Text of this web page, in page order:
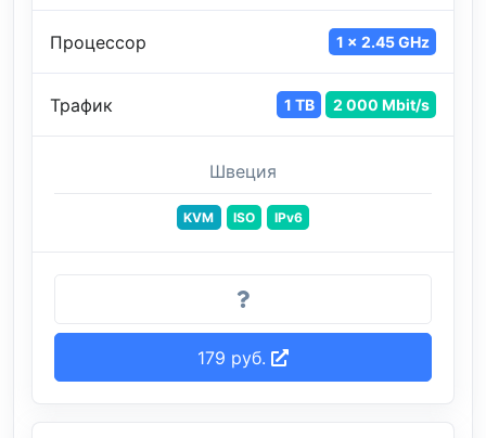
Процессор 1 x 2.45 GHz
Трафик 1 TB 2 000 Mbit/s
Швеция
KVM ISO IPv6
179 руб.